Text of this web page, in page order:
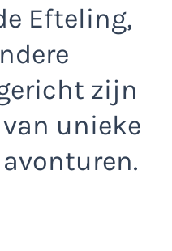
Efteling,
zijn
unieke